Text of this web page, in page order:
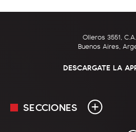
Olleros 3551,
Buenos Aires,
DESCARGATE LA
SECCIONES